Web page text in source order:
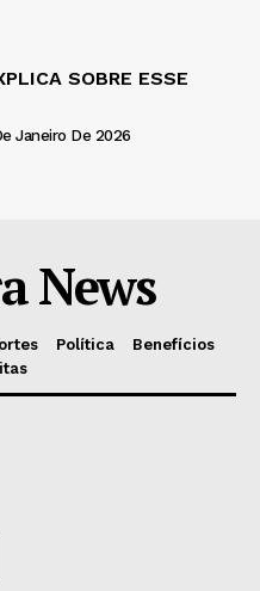
SOBRE ESSE
Janeiro De 2026
News
Política
Benefícios